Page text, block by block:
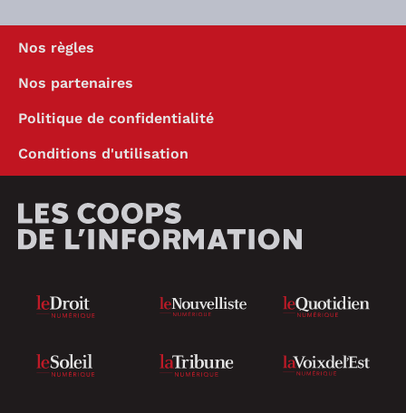
Nos règles
Nos partenaires
Politique de confidentialité
Conditions d'utilisation